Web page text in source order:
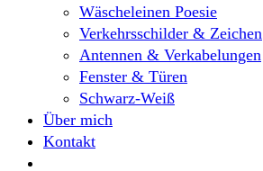
Wäscheleinen Poesie
Verkehrsschilder & Zeichen
Antennen & Verkabelungen
Fenster & Türen
Schwarz-Weiß
Über mich
Kontakt